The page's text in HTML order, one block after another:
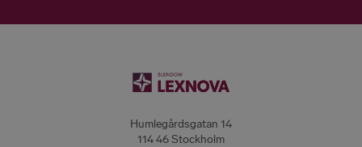
Humlegårdsgatan 14
114 46 Stockholm